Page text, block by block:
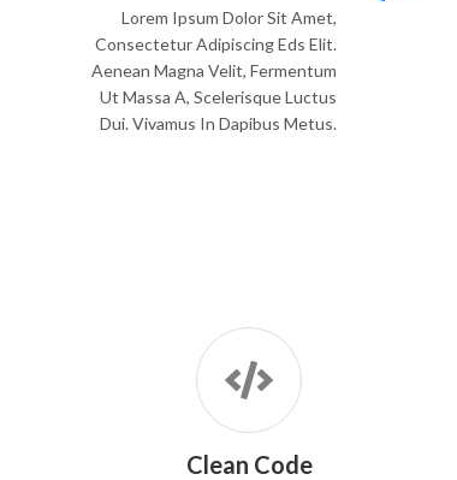
Lorem Ipsum Dolor Sit Amet,
Consectetur Adipiscing Eds Elit.
Aenean Magna Velit, Fermentum
Ut Massa A, Scelerisque Luctus
Dui. Vivamus In Dapibus Metus.
Clean Code